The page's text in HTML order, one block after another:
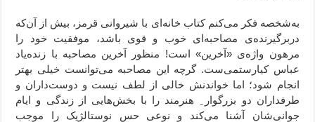
به‌شخصه فکر می‌کنم کتاب خانه‌ای با شیروانی قرمز، بیش از آن‌که
دربرگیرنده‌ی مصاحبه‌ای خوب و قوی باشد، موفقیت خود را
مرهون واژه‌ی «آخرین» است! منظور آخرین مصاحبه‌ با زنده‌یاد
عباس کیارستمی‌ست. گرچه این مصاحبه می‌توانست خیلی بهتر
انجام شود؛ اما خواندنش خالی از لطف نیست و دوست‌داران و
طرفداران دو بزرگوار ِ هنرمند را با بخش‌هایی از زندگی و ایام
جوانی‌شان آشنا می‌کند و نوعی حس نوستالژیک را موجب